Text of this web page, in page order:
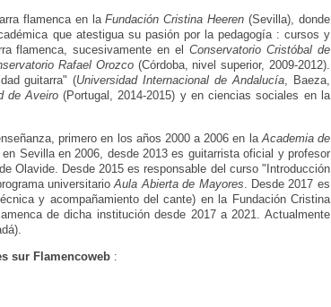
flamenca en laFundación Cristina Heeren (Sevilla), donde
que atestigua su pasión por la pedagogía : cursos y
flamenca, sucesivamente en elConservatorio Cristóbal de
Rafael Orozco(Córdoba, nivel superior, 2009-2012).
guitarra" (Universidad Internacional de Andalucía, Baeza,
de Aveiro (Portugal, 2014-2015) y en ciencias sociales en la
primero en los años 2000 a 2006 en la Academia de
Sevilla en 2006, desde 2013 es guitarrista oficial y profesor
Olavide. Desde 2015 es responsable del curso "Introducción
universitarioAula Abierta de Mayores . Desde 2017 es
y acompañamiento del cante) en la Fundación Cristina
de dicha institución desde 2017 a 2021. Actualmente
sur Flamencoweb :